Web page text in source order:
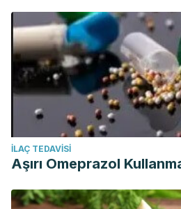
İLAÇ TEDAVISI
Aşırı Omeprazol